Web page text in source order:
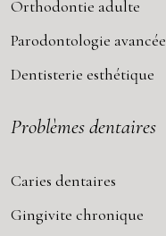
Orthodontie adulte
Parodontologie avancée
Dentisterie esthétique
Problèmes dentaires
Caries dentaires
Gingivite chronique